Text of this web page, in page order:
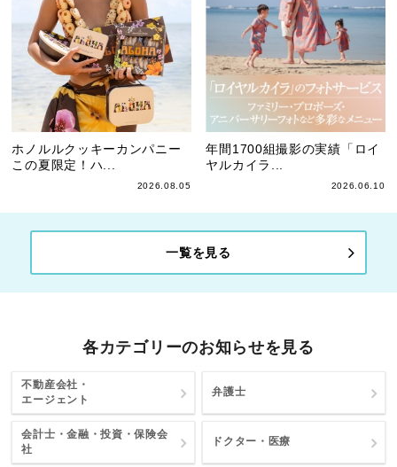
ホノルルクッキーカンパニー
この夏限定！ハ...
2026.08.05
年間1700組撮影の実績「ロイ
ヤルカイラ...
2026.06.10
一覧を見る
各カテゴリーのお知らせを見る
不動産会社・
エージェント
弁護士
会計士・金融・投資・保険会
社
ドクター・医療